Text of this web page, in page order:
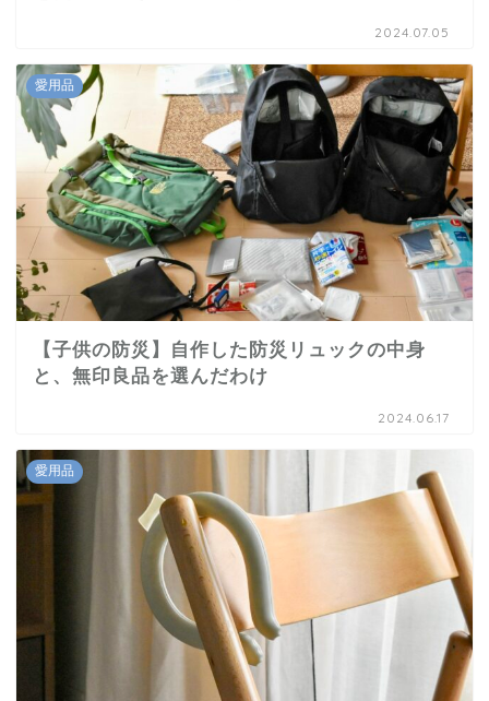
2024.07.05
愛用品
【子供の防災】自作した防災リュックの中身
と、無印良品を選んだわけ
2024.06.17
愛用品